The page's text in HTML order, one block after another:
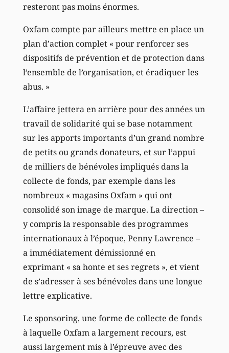
resteront pas moins énormes.
Oxfam compte par ailleurs mettre en place un
plan d’action complet « pour renforcer ses
dispositifs de prévention et de protection dans
l’ensemble de l’organisation, et éradiquer les
abus. »
L’affaire jettera en arrière pour des années un
travail de solidarité qui se base notamment
sur les apports importants d’un grand nombre
de petits ou grands donateurs, et sur l’appui
de milliers de bénévoles impliqués dans la
collecte de fonds, par exemple dans les
nombreux « magasins Oxfam » qui ont
consolidé son image de marque. La direction –
y compris la responsable des programmes
internationaux à l’époque, Penny Lawrence –
a immédiatement démissionné en
exprimant « sa honte et ses regrets », et vient
de s’adresser à ses bénévoles dans une longue
lettre explicative.
Le sponsoring, une forme de collecte de fonds
à laquelle Oxfam a largement recours, est
aussi largement mis à l’épreuve avec des